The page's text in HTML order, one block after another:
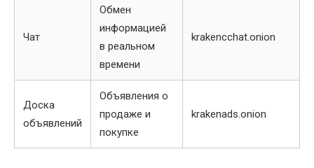
Чат
Обмен
информацией
в реальном
времени
krakencchat.onion
Доска
объявлений
Объявления о
продаже и
покупке
krakenads.onion